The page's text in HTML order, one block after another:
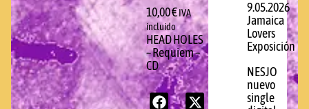
10,00€IVA
incluido
HEAD HOLES
– Requiem –
CD
9.05.2026
Jamaica
Lovers
Exposición
NESJO
nuevo
single